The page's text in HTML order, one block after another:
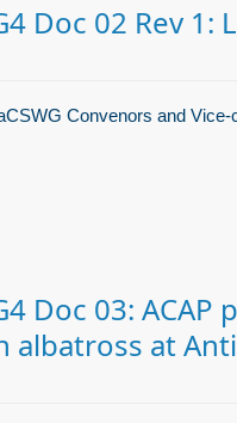
Doc 02 Rev
Convenors and Vice-
Doc 03:
albatross at